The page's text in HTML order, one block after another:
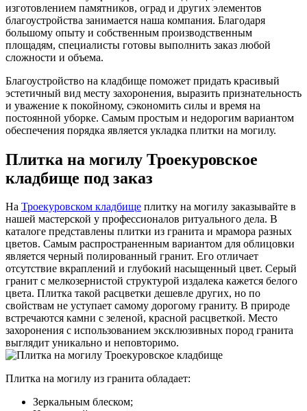
изготовлением памятников, оград и других элементов
благоустройства занимается наша компания. Благодаря
большому опыту и собственным производственным
площадям, специалисты готовы выполнить заказ любой
сложности и объема.
Благоустройство на кладбище поможет придать красивый
эстетичный вид месту захоронения, выразить признательность
и уважение к покойному, сэкономить силы и время на
постоянной уборке. Самым простым и недорогим вариантом
обеспечения порядка является укладка плитки на могилу.
Плитка на могилу Троекуровское
кладбище под заказ
На Троекуровском кладбище плитку на могилу заказывайте в
нашей мастерской у профессионалов ритуального дела. В
каталоге представлены плитки из гранита и мрамора разных
цветов. Самым распространенным вариантом для облицовки
является черный полированный гранит. Его отличает
отсутствие вкраплений и глубокий насыщенный цвет. Серый
гранит с мелкозернистой структурой издалека кажется белого
цвета. Плитка такой расцветки дешевле других, но по
свойствам не уступает самому дорогому граниту. В природе
встречаются камни с зеленой, красной расцветкой. Место
захоронения с использованием эксклюзивных пород гранита
выглядит уникально и неповторимо.
Плитка на могилу из гранита обладает:
Зеркальным блеском;